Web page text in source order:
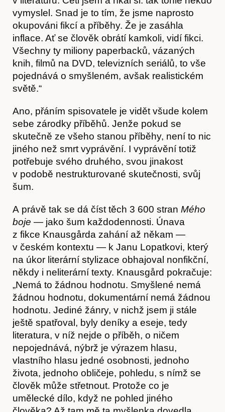
Časopis
vymyslel. Snad je to tím, že jsme naprosto
okupováni fikcí a příběhy. Že je zasáhla
inflace. Ať se člověk obrátí kamkoli, vidí fikci.
Všechny ty miliony paperbacků, vázaných
knih, filmů na DVD, televizních seriálů, to vše
pojednává o smyšleném, avšak realistickém
světě.“
Ano, přáním spisovatele je vidět všude kolem
sebe zárodky příběhů. Jenže pokud se
skutečně ze všeho stanou příběhy, není to nic
jiného než smrt vyprávění. I vyprávění totiž
potřebuje svého druhého, svou jinakost
v podobě nestrukturované skutečnosti, svůj
šum.
A právě tak se dá číst těch 3 600 stran Mého
boje — jako šum každodennosti. Únava
z fikce Knausgårda zahání až někam —
v českém kontextu — k Janu Lopatkovi, který
na úkor literární stylizace obhajoval nonfikční,
někdy i neliterární texty. Knausgård pokračuje:
„Nemá to žádnou hodnotu. Smyšlené nemá
žádnou hodnotu, dokumentární nemá žádnou
hodnotu. Jediné žánry, v nichž jsem ji stále
ještě spatřoval, byly deníky a eseje, tedy
literatura, v níž nejde o příběh, o ničem
nepojednává, nýbrž je výrazem hlasu,
vlastního hlasu jedné osobnosti, jednoho
života, jednoho obličeje, pohledu, s nímž se
člověk může střetnout. Protože co je
umělecké dílo, když ne pohled jiného